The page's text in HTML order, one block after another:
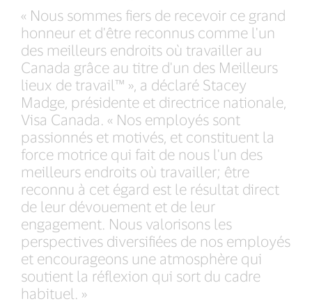
« Nous sommes fiers de recevoir ce grand
honneur et d'être reconnus comme l'un
des meilleurs endroits où travailler au
Canada grâce au titre d'un des Meilleurs
lieux de travail™ », a déclaré Stacey
Madge, présidente et directrice nationale,
Visa Canada. « Nos employés sont
passionnés et motivés, et constituent la
force motrice qui fait de nous l'un des
meilleurs endroits où travailler; être
reconnu à cet égard est le résultat direct
de leur dévouement et de leur
engagement. Nous valorisons les
perspectives diversifiées de nos employés
et encourageons une atmosphère qui
soutient la réflexion qui sort du cadre
habituel. »